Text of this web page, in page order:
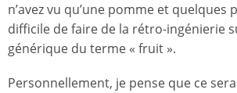
n’avez vu qu’une pomme et quelques
difficile de faire de la rétro-ingénierie
générique du terme « fruit ».
Personnellement, je pense que ce